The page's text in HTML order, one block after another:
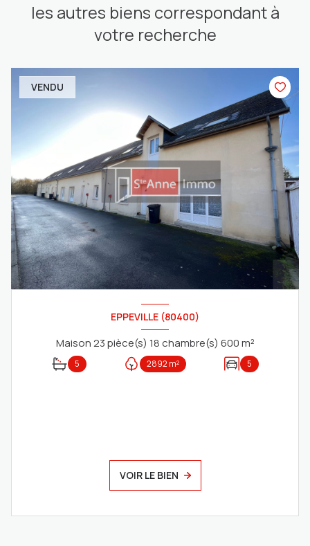
les autres biens correspondant à
votre recherche
VENDU
EPPEVILLE (80400)
Maison 23 pièce(s) 18 chambre(s) 600 m²
5 2892 m² 5
VOIR LE BIEN